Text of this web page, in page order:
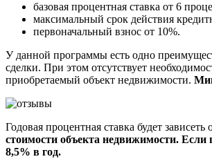
базовая процентная ставка от 6
максимальный срок действия
первоначальный взнос от 10%.
У данной программы есть одно
сделки. При этом отсутствует
приобретаемый объект недвижимости.
Годовая процентная ставка будет
стоимости объекта недвижимости. Если
8,5% в год.